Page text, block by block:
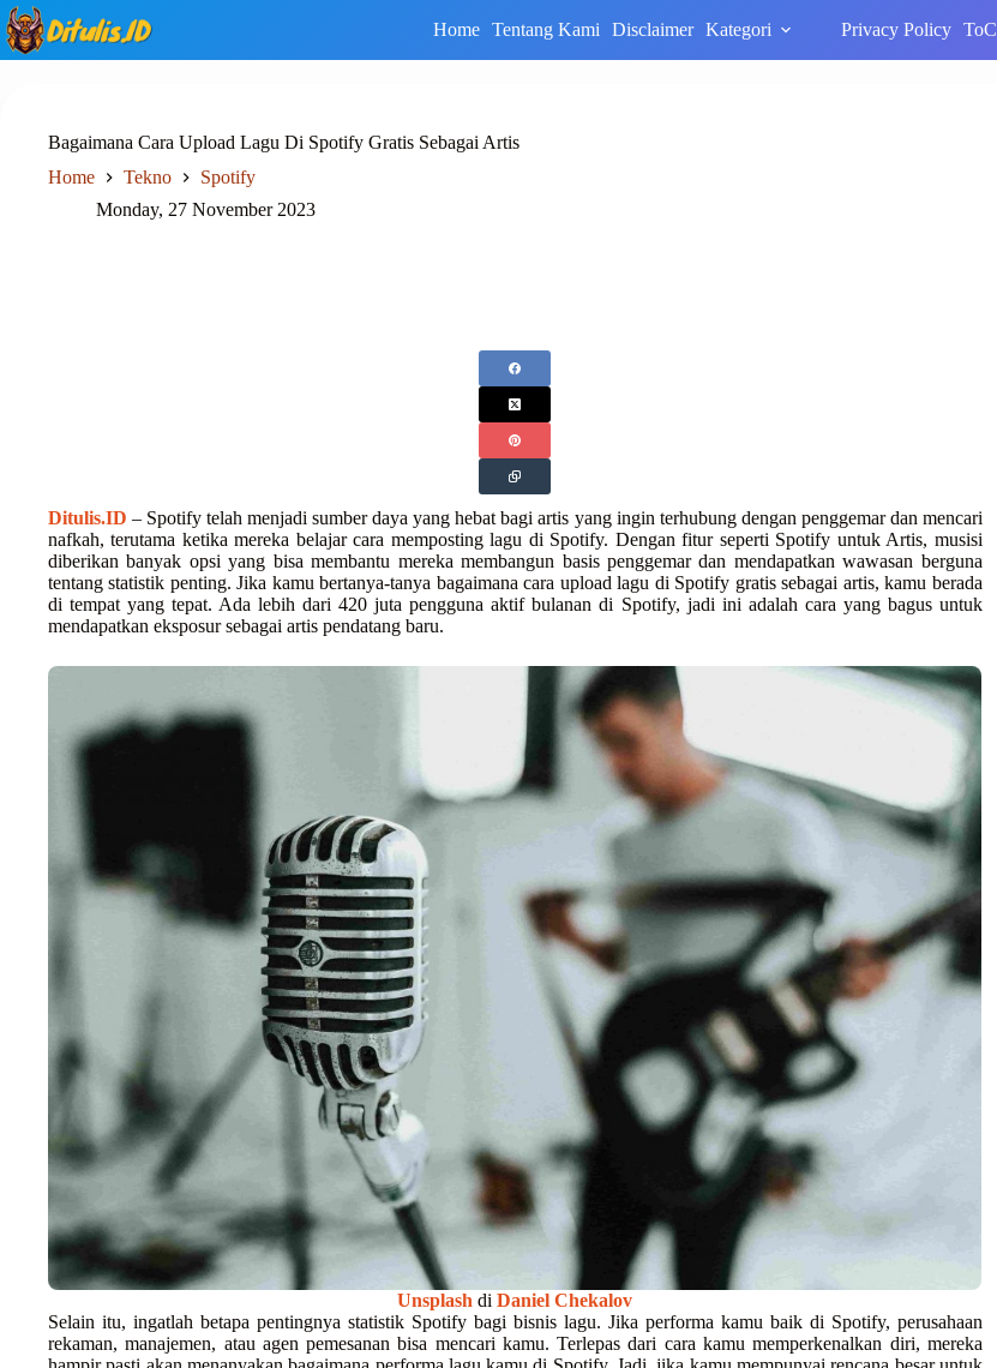
Skip
to
content
Home Tentang Kami Disclaimer Kategori Privacy Policy ToC
Bagaimana Cara Upload Lagu Di Spotify Gratis Sebagai Artis
Home
Tekno
Spotify
Monday, 27 November 2023
Ditulis.ID – Spotify telah menjadi sumber daya yang hebat bagi artis yang ingin terhubung dengan penggemar dan mencari
nafkah, terutama ketika mereka belajar cara memposting lagu di Spotify. Dengan fitur seperti Spotify untuk Artis, musisi
diberikan banyak opsi yang bisa membantu mereka membangun basis penggemar dan mendapatkan wawasan berguna
tentang statistik penting. Jika kamu bertanya-tanya bagaimana cara upload lagu di Spotify gratis sebagai artis, kamu berada
di tempat yang tepat. Ada lebih dari 420 juta pengguna aktif bulanan di Spotify, jadi ini adalah cara yang bagus untuk
mendapatkan eksposur sebagai artis pendatang baru.
Unsplash diDaniel Chekalov
Selain itu, ingatlah betapa pentingnya statistik Spotify bagi bisnis lagu. Jika performa kamu baik di Spotify, perusahaan
rekaman, manajemen, atau agen pemesanan bisa mencari kamu. Terlepas dari cara kamu memperkenalkan diri, mereka